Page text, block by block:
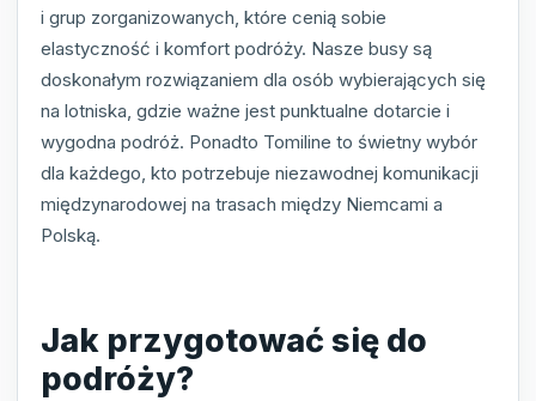
i grup zorganizowanych, które cenią sobie
elastyczność i komfort podróży. Nasze busy są
doskonałym rozwiązaniem dla osób wybierających się
na lotniska, gdzie ważne jest punktualne dotarcie i
wygodna podróż. Ponadto Tomiline to świetny wybór
dla każdego, kto potrzebuje niezawodnej komunikacji
międzynarodowej na trasach między Niemcami a
Polską.
Jak przygotować się do
podróży?